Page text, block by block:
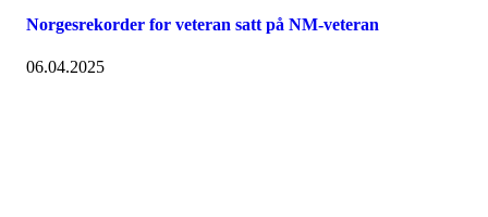
Norgesrekorder for veteran satt på NM-veteran
06.04.2025